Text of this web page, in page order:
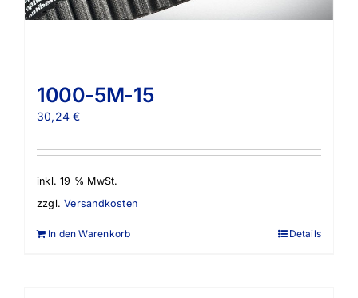
1000-5M-15
30,24€
inkl. 19 % MwSt.
zzgl.Versandkosten
In den Warenkorb Details